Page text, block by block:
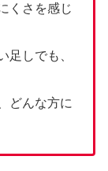
くさを感じ
足しでも、
どんな方に